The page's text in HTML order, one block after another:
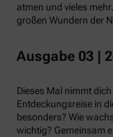
atmen und vieles
großen Wundern der
Ausgabe 03 |
Dieses Mal nimmt
Entdeckungsreise in
besonders? Wie
wichtig? Gemeinsam